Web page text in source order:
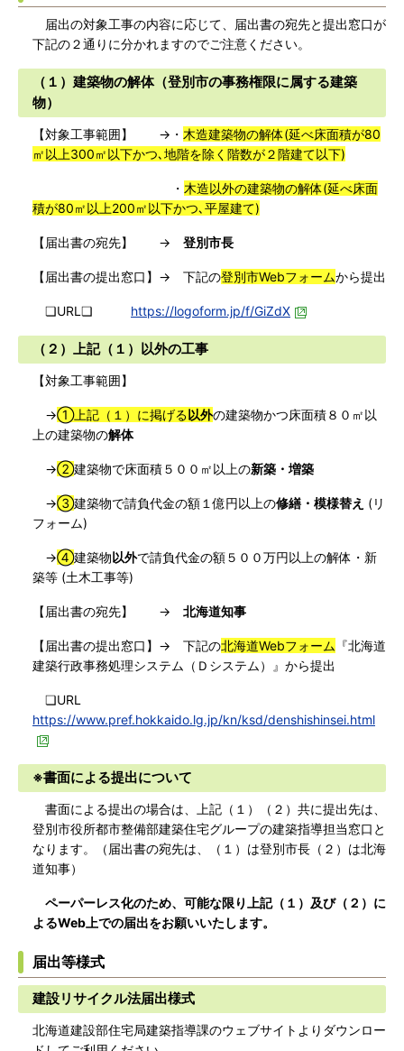
届出の対象工事の内容に応じて、届出書の宛先と提出窓口が
下記の２通りに分かれますのでご注意ください。
（１）建築物の解体（登別市の事務権限に属する建築
物）
【対象工事範囲】 →・ 木造建築物の解体(延べ床面積が80
㎡以上300㎡以下かつ､地階を除く階数が２階建て以下)
・ 木造以外の建築物の解体(延べ床面
積が80㎡以上200㎡以下かつ､平屋建て)
【届出書の宛先】 → 登別市長
【届出書の提出窓口】→ 下記の登別市Webフォームから提出
❏URL❏ https://logoform.jp/f/GiZdX
（２） 上記（１）以外の工事
【対象工事範囲】
→①上記（１）に掲げる以外の建築物かつ床面積８０㎡以
上の建築物の解体
→②建築物で床面積５００㎡以上の新築・増築
→③建築物で請負代金の額１億円以上の修繕・模様替え (リ
フォーム)
→④建築物以外で請負代金の額５００万円以上の解体・新
築等 (土木工事等)
【届出書の宛先】 → 北海道知事
【届出書の提出窓口】→ 下記の北海道Webフォーム 『北海道
建築行政事務処理システム（Ｄシステム）』から提出
❏URL
https://www.pref.hokkaido.lg.jp/kn/ksd/denshishinsei.html
※書面による提出について
書面による提出の場合は、上記（１）（２）共に提出先は、
登別市役所都市整備部建築住宅グループの建築指導担当窓口と
なります。（届出書の宛先は、（１）は登別市長（２）は北海
道知事）
ペーパーレス化のため、可能な限り上記（１）及び（２）に
よるWeb上での届出をお願いいたします。
届出等様式
建設リサイクル法届出様式
北海道建設部住宅局建築指導課のウェブサイトよりダウンロー